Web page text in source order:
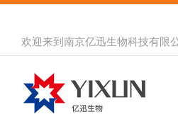
欢迎来到 南京亿迅生物科技有限